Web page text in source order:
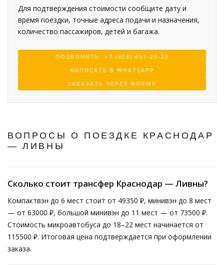
Для подтверждения стоимости сообщите дату и
время поездки, точные адреса подачи и назначения,
количество пассажиров, детей и багажа.
ПОЗВОНИТЬ: +7 (903) 451-23-23
НАПИСАТЬ В WHATSAPP
ЗАКАЗАТЬ ЧЕРЕЗ ФОРМУ
ВОПРОСЫ О ПОЕЗДКЕ КРАСНОДАР
— ЛИВНЫ
Сколько стоит трансфер Краснодар — Ливны?
Компактвэн до 6 мест стоит от 49350 ₽, минивэн до 8 мест
— от 63000 ₽, большой минивэн до 11 мест — от 73500 ₽.
Стоимость микроавтобуса до 18–22 мест начинается от
115500 ₽. Итоговая цена подтверждается при оформлении
заказа.